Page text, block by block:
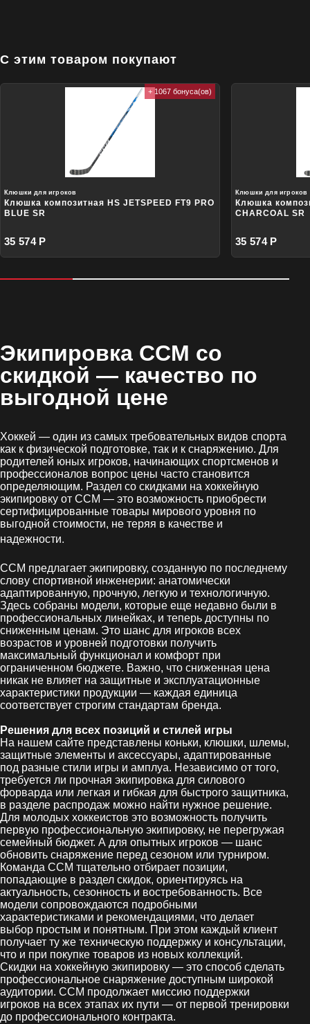
С этим товаром покупают
+ 1067 бонуса(ов)
Клюшки для игроков
Клюшка композитная HS JETSPEED FT9 PRO
BLUE SR
35 574 Р
Клюшки для игроков
Клюшка
CHARCOAL SR
35 574 Р
Экипировка CCM со
скидкой — качество по
выгодной цене
Хоккей — один из самых требовательных видов спорта
как к физической подготовке, так и к снаряжению. Для
родителей юных игроков, начинающих спортсменов и
профессионалов вопрос цены часто становится
определяющим. Раздел со скидками на хоккейную
экипировку от CCM — это возможность приобрести
сертифицированные товары мирового уровня по
выгодной стоимости, не теряя в качестве и
надежности.
CCM предлагает экипировку, созданную по последнему
слову спортивной инженерии: анатомически
адаптированную, прочную, легкую и технологичную.
Здесь собраны модели, которые еще недавно были в
профессиональных линейках, и теперь доступны по
сниженным ценам. Это шанс для игроков всех
возрастов и уровней подготовки получить
максимальный функционал и комфорт при
ограниченном бюджете. Важно, что сниженная цена
никак не влияет на защитные и эксплуатационные
характеристики продукции — каждая единица
соответствует строгим стандартам бренда.
Решения для всех позиций и стилей игры
На нашем сайте представлены коньки, клюшки, шлемы,
защитные элементы и аксессуары, адаптированные
под разные стили игры и амплуа. Независимо от того,
требуется ли прочная экипировка для силового
форварда или легкая и гибкая для быстрого защитника,
в разделе распродаж можно найти нужное решение.
Для молодых хоккеистов это возможность получить
первую профессиональную экипировку, не перегружая
семейный бюджет. А для опытных игроков — шанс
обновить снаряжение перед сезоном или турниром.
Команда CCM тщательно отбирает позиции,
попадающие в раздел скидок, ориентируясь на
актуальность, сезонность и востребованность. Все
модели сопровождаются подробными
характеристиками и рекомендациями, что делает
выбор простым и понятным. При этом каждый клиент
получает ту же техническую поддержку и консультации,
что и при покупке товаров из новых коллекций.
Скидки на хоккейную экипировку — это способ сделать
профессиональное снаряжение доступным широкой
аудитории. CCM продолжает миссию поддержки
игроков на всех этапах их пути — от первой тренировки
до профессионального контракта.